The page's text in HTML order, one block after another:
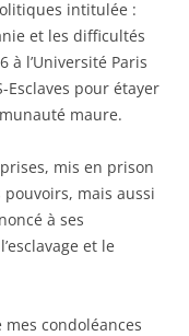
intitulée :
et les difficultés
à l’Université Paris
Esclaves pour étayer
maure.
mis en prison
mais aussi
à ses
et le
mes condoléances